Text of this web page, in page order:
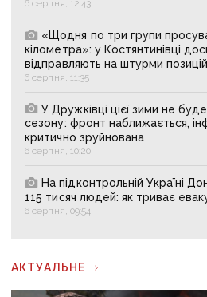
6 серпня, 12:43
«Щодня по три групи
кілометра»: у Костянтинівці
відправляють на штурми позицій
6 серпня, 11:35
У Дружківці цієї зими не
сезону: фронт наближається,
критично зруйнована
6 серпня, 10:20
На підконтрольній Україні
115 тисяч людей: як триває
6 серпня, 09:54
АКТУАЛЬНЕ